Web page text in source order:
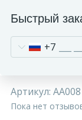
Быстрый
+7
Артикул: AA008
Пока нет